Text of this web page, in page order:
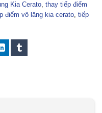
Kia Cerato, thay tiếp điểm
điểm vô lăng kia cerato, tiếp